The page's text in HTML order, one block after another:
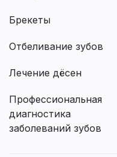
Брекеты
Отбеливание зубов
Лечение дёсен
Профессиональная
диагностика
заболеваний зубов